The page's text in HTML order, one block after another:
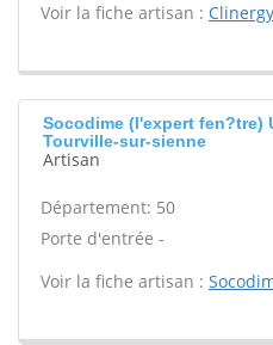
Voir la fiche artisan : Clinergy
Socodime (l'expert fen?tre)
Tourville-sur-sienne
Artisan
Département: 50
Porte d'entrée -
Voir la fiche artisan :